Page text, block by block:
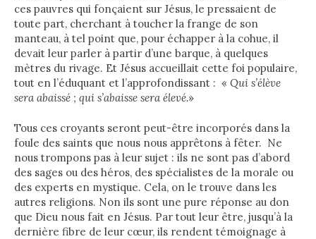
ces pauvres qui fonçaient sur Jésus, le pressaient de
toute part, cherchant à toucher la frange de son
manteau, à tel point que, pour échapper à la cohue, il
devait leur parler à partir d’une barque, à quelques
mètres du rivage. Et Jésus accueillait cette foi populaire,
tout en l’éduquant et l’approfondissant : « Qui s’élève
sera abaissé ; qui s’abaisse sera élevé.»
Tous ces croyants seront peut-être incorporés dans la
foule des saints que nous nous apprêtons à fêter. Ne
nous trompons pas à leur sujet : ils ne sont pas d’abord
des sages ou des héros, des spécialistes de la morale ou
des experts en mystique. Cela, on le trouve dans les
autres religions. Non ils sont une pure réponse au don
que Dieu nous fait en Jésus. Par tout leur être, jusqu’à la
dernière fibre de leur cœur, ils rendent témoignage à